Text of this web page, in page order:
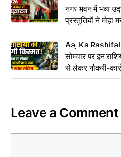
नगर भवन में भव्य
प्रस्तुतियों ने मोहा
Aaj Ka
सोमवार पर इन
से लेकर नौकरी-
Leave a Comment